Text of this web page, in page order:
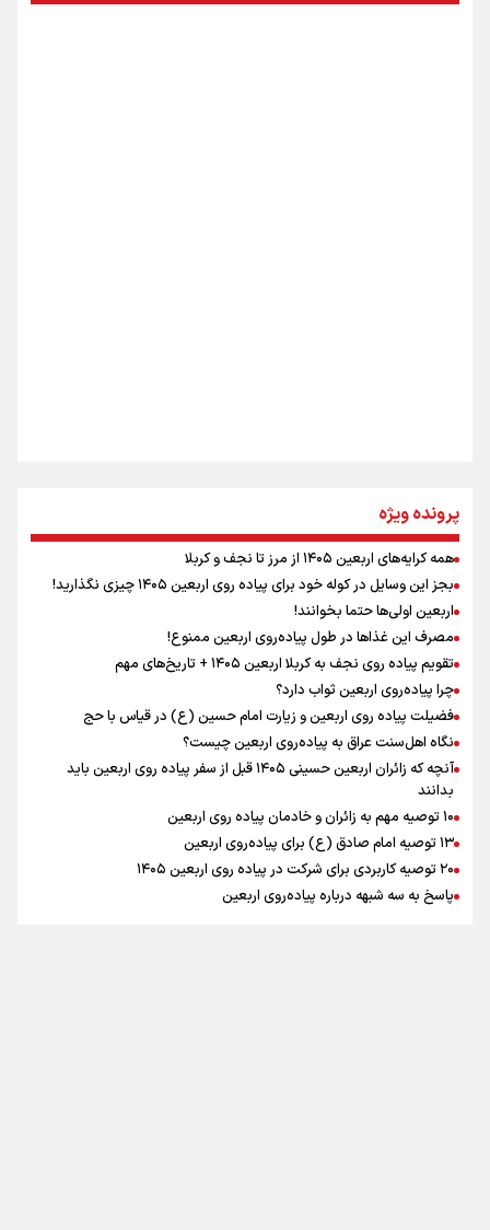
نگاه تمدنی رهبر شهید به فضای مجازی
رابطه کارگر و کارفرما در اندیشه رهبر شهید: از تضاد به
زوجیت
اینفو برنا / توصیه‌هایی طلایی برای پیاده روی اربعین
اینفو برنا / جدول کامل فاصله مرز شلمچه تا شهرهای زیارتی
عراق
پرونده ویژه
همه کرایه‌های اربعین ۱۴۰۵ از مرز تا نجف و کربلا
بجز این وسایل در کوله خود برای پیاده روی اربعین ۱۴۰۵ چیزی نگذارید!
اربعین اولی‌ها حتما بخوانند!
مصرف این غذاها در طول پیاده‌روی اربعین ممنوع!
تقویم پیاده روی نجف به کربلا اربعین ۱۴۰۵ + تاریخ‌های مهم
چرا پیاده‌روی اربعین ثواب دارد؟
فضیلت پیاده روی اربعین و زیارت امام حسین (ع) در قیاس با حج
نگاه اهل‌سنت عراق به پیاده‌روی اربعین چیست؟
آنچه که زائران اربعین حسینی ۱۴۰۵ قبل از سفر پیاده روی اربعین باید
بدانند
۱۰ توصیه مهم به زائران و خادمان پیاده روی اربعین
۱۳ توصیه امام صادق (ع) برای پیاده‌روی اربعین
۲۰ توصیه کاربردی برای شرکت در پیاده روی اربعین ۱۴۰۵
پاسخ به سه‌ شبهه درباره پیاده‌روی اربعین